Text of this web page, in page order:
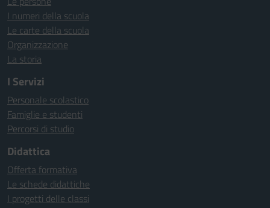
I numeri della scuola
Le carte della scuola
Organizzazione
La storia
I Servizi
Personale scolastico
Famiglie e studenti
Percorsi di studio
Didattica
Offerta formativa
Le schede didattiche
I progetti delle classi